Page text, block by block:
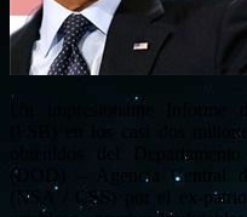
Un impresionante Informe
(FSB) en los casi dos
obtenidos del
(DOD) – Agencia Central
(NSA / CSS) por el ex-